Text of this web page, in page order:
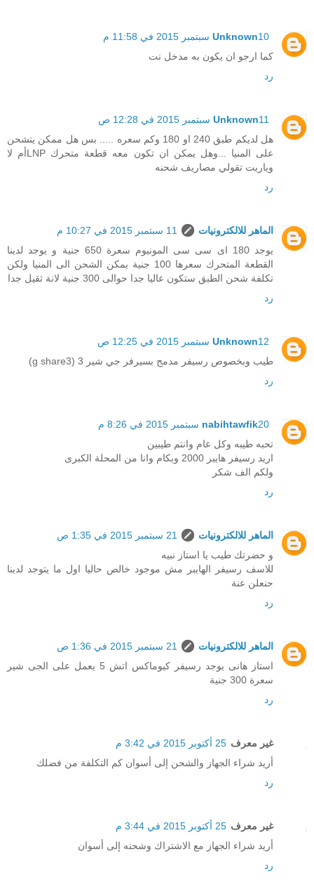
Unknown10 سبتمبر 2015 في 11:58 م
كما ارجو ان يكون به مدخل نت
رد
Unknown11 سبتمبر 2015 في 12:28 ص
هل لديكم طبق 240 او 180 وكم سعره ..... بس هل ممكن يتشحن
على المنيا ...وهل يمكن ان تكون معه قطعة متحرك LNPأم لا
وياريت تقولي مصاريف شحنه
رد
الماهر للالكترونيات
11 سبتمبر 2015 في 10:27 م
يوجد 180 اى سى سى المونيوم سعرة 650 جنية و يوجد لدينا
القطعة المتحرك سعرها 100 جنية يمكن الشحن الى المنيا ولكن
تكلفة شحن الطبق ستكون عاليا جدا حوالى 300 جنية لانة ثقيل جدا
رد
Unknown12 سبتمبر 2015 في 12:25 ص
طيب وبخصوص رسيفر مدمج بسيرفر جي شير 3 (g share3)
رد
nabihtawfik20 سبتمبر 2015 في 8:26 م
تحبه طيبه وكل عام وانتم طيبين
اريد رسيفر هايبر 2000 وبكام وانا من المحلة الكبرى
ولكم الف شكر
رد
الماهر للالكترونيات
21 سبتمبر 2015 في 1:35 ص
و حضرتك طيب يا استاز نبيه
للاسف رسيفر الهايبر مش موجود خالص حاليا اول ما يتوجد لدينا
حنعلن عنة
رد
الماهر للالكترونيات
21 سبتمبر 2015 في 1:36 ص
استاز هانى يوجد رسيفر كيوماكس اتش 5 يعمل على الجى شير
سعرة 300 جنية
رد
غير معرف 25 أكتوبر 2015 في 3:42 م
أريد شراء الجهاز والشحن إلى أسوان كم التكلفة من فضلك
رد
غير معرف 25 أكتوبر 2015 في 3:44 م
أريد شراء الجهاز مع الاشتراك وشحنه إلى أسوان
رد